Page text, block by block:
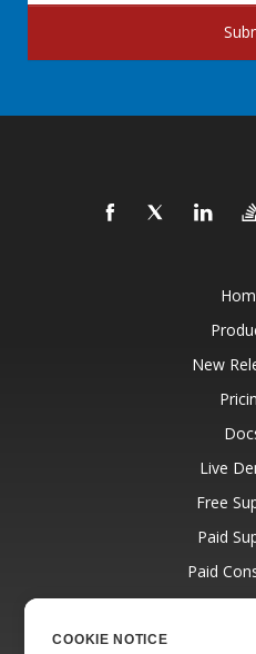
New
Live
Free
Paid
Paid
COOKIE NOTICE